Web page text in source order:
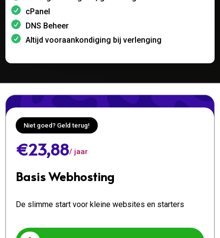
cPanel
DNS Beheer
Altijd vooraankondiging bij verlenging
Niet goed? Geld terug!
€23,88/ jaar
Basis Webhosting
De slimme start voor kleine websites en starters